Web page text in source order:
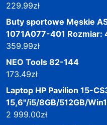
229.99zł
Buty sportowe Męskie
1071A077-401 Rozmiar:
359.99zł
NEO Tools 82-144
173.49zł
Laptop HP Pavilion 15-
15,6"/i5/8GB/512GB/
2 999.00zł